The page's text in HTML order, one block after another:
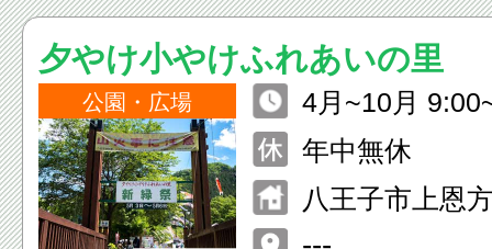
夕やけ小やけふれあいの里
公園・広場
4月~10月
3月
年中無休
八王子市上恩